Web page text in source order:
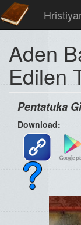
Aden
Edilen
Pentatuka
Download: